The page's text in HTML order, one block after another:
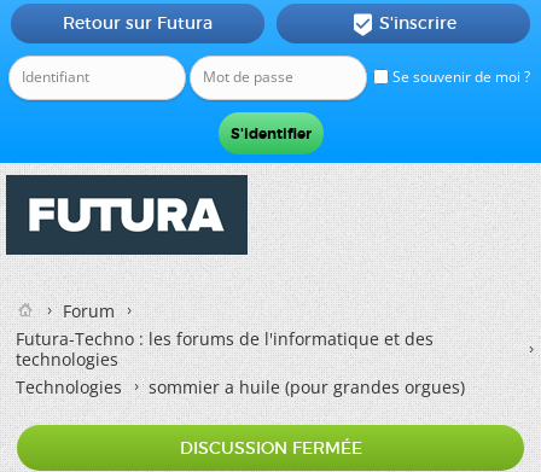
Se souvenir de moi ?
Retour sur Futura  S'inscrire
Forum
Futura-Techno : les forums de l'informatique et des
technologies
Technologies
sommier a huile (pour grandes orgues)
DISCUSSION FERMÉE